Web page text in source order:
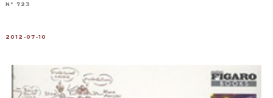
N° 723
2012-07-10